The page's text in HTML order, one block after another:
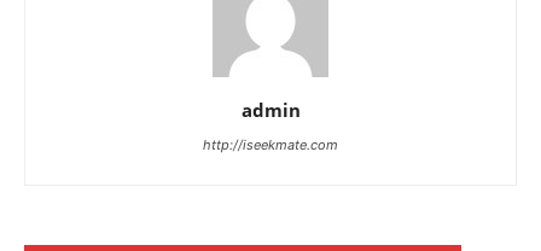
admin
http://iseekmate.com